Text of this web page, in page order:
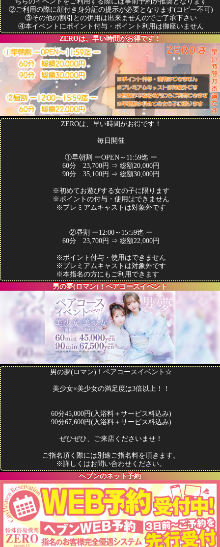
②ご利用の際に顔付き身分証の提示が必要となります(コピー不可)
③その他の割引との併用は出来ませんのでご了承下さい
④本イベントにポイント付与・ポイント利用は御座いません
ZEROは、早い時間がお得です！
ZEROは、早い時間がお得です！
毎日開催
①早朝割 ーOPEN～11:59迄 ー
60分 23,700円 ⇒ 総額20,000円
90分 35,100円 ⇒ 総額30,000円
※初めてお遊びする女の子に限ります
※ポイントの付与・使用はできません
※プレミアムキャストは対象外です
②昼割 ー12:00～15:59迄 ー
60分 23,700円 ⇒ 総額22,000円
※ポイント付与・使用はできません
※プレミアムキャストは対象外です
※本指名の方にもご利用できます
男の夢(ロマン)！ペアコースイベント
男の夢(ロマン)！ペアコースイベント☆
美少女×美少女の満足度は3倍以上！！
60分45,000円(入浴料＋サービス料込み)
90分67,600円(入浴料＋サービス料込み)
ぜひぜひ、ご来店くださいませ！
ご指名頂く際には別途ご指名料を頂きます。
※詳しくはお問い合わせください。
ヘブンのネット予約